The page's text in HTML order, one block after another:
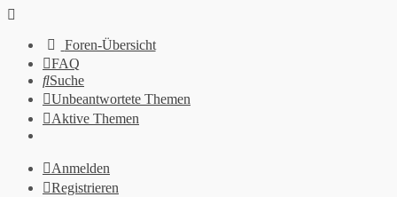
Foren-Übersicht
FAQ
Suche
Unbeantwortete Themen
Aktive Themen
Anmelden
Registrieren